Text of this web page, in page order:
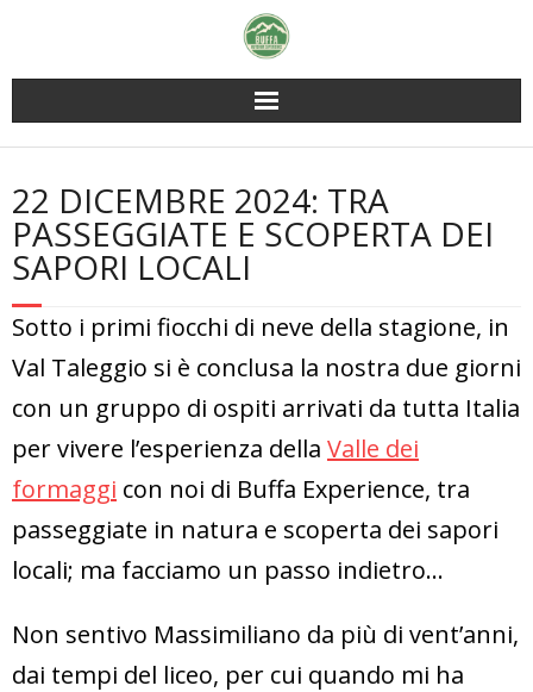
22 DICEMBRE 2024: TRA
PASSEGGIATE E SCOPERTA DEI
SAPORI LOCALI
Sotto i primi fiocchi di neve della stagione, in
Val Taleggio si è conclusa la nostra due giorni
con un gruppo di ospiti arrivati da tutta Italia
per vivere l’esperienza della Valle dei
formaggi con noi di Buffa Experience, tra
passeggiate in natura e scoperta dei sapori
locali; ma facciamo un passo indietro…
Non sentivo Massimiliano da più di vent’anni,
dai tempi del liceo, per cui quando mi ha